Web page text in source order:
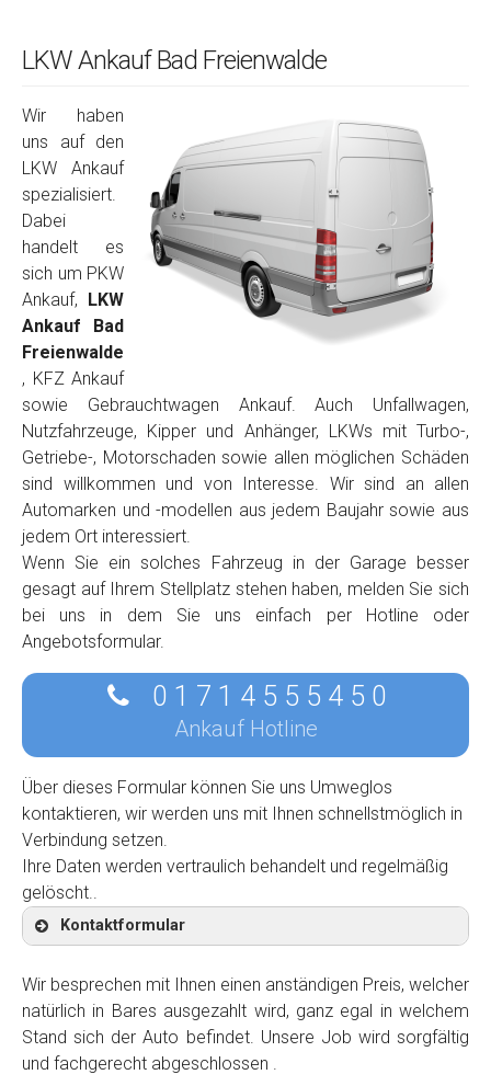
LKW Ankauf Bad Freienwalde
Wir haben
uns auf den
LKW Ankauf
spezialisiert.
Dabei
handelt es
sich um PKW
Ankauf,
LKW
Ankauf Bad
Freienwalde
, KFZ Ankauf
sowie Gebrauchtwagen Ankauf. Auch Unfallwagen,
Nutzfahrzeuge, Kipper und Anhänger, LKWs mit Turbo-,
Getriebe-, Motorschaden sowie allen möglichen Schäden
sind willkommen und von Interesse. Wir sind an allen
Automarken und -modellen aus jedem Baujahr sowie aus
jedem Ort interessiert.
Wenn Sie ein solches Fahrzeug in der Garage besser
gesagt auf Ihrem Stellplatz stehen haben, melden Sie sich
bei uns in dem Sie uns einfach per Hotline oder
Angebotsformular.
0 1 7 1 4 5 5 5 4 5 0
Ankauf Hotline
Über dieses Formular können Sie uns Umweglos
kontaktieren, wir werden uns mit Ihnen schnellstmöglich in
Verbindung setzen.
Ihre Daten werden vertraulich behandelt und regelmäßig
gelöscht..
Kontaktformular
Kontaktformular
Wir besprechen mit Ihnen einen anständigen Preis, welcher
natürlich in Bares ausgezahlt wird, ganz egal in welchem
Stand sich der Auto befindet. Unsere Job wird sorgfältig
und fachgerecht abgeschlossen .